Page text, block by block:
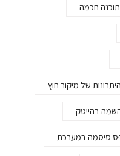
תוכנה חכמה
היתרונות של מיקור חוץ
בהייטק
סיסמה במערכת